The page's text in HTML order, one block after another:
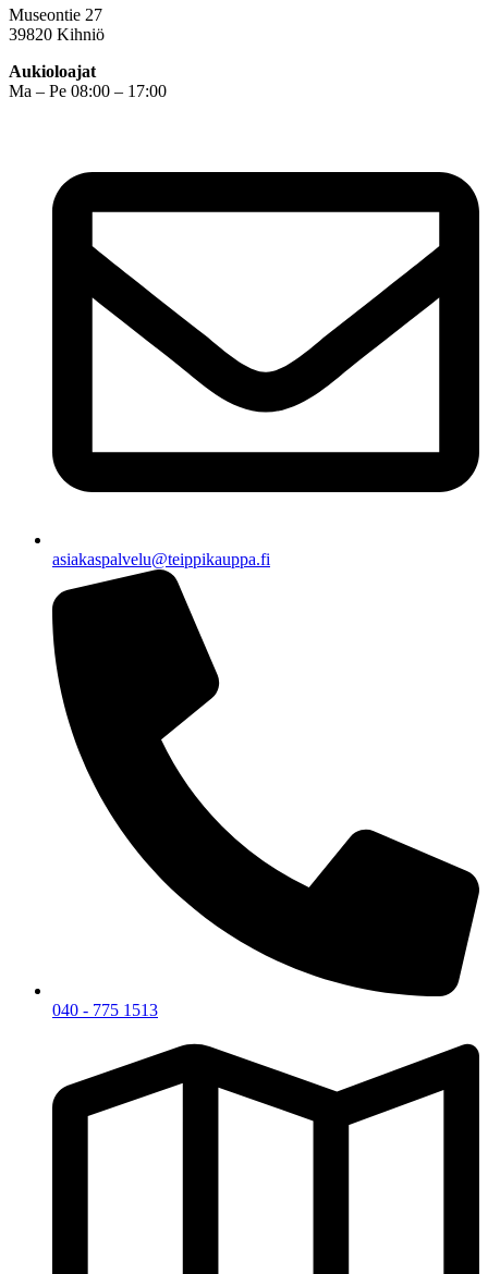
Museontie 27
39820 Kihniö
Aukioloajat
Ma – Pe 08:00 – 17:00
asiakaspalvelu@teippikauppa.fi
040 - 775 1513